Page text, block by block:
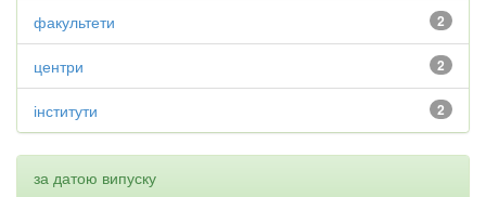
2
факультети
2
центри
2
інститути
за датою випуску